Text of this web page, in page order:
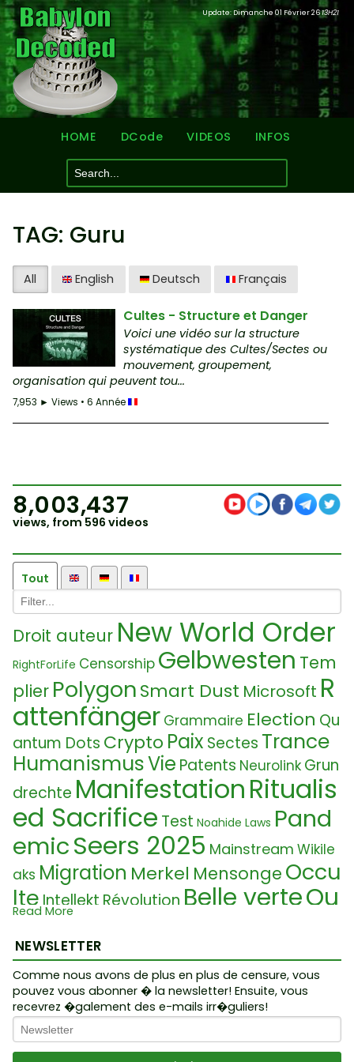
Update: Dimanche 01 Février 2613H21
HOME DCode VIDEOS INFOS
TAG: Guru
All English Deutsch Français
Cultes - Structure et Danger
Voici une vidéo sur la structure
systématique des Cultes/Sectes ou
mouvement, groupement,
organisation qui peuvent tou...
7,953 ► Views • 6 Année
8,003,437
views, from 596 videos
Tout
Droit auteur New World Order
RightForLife Censorship Gelbwesten Tem
plier PolygonSmart Dust Microsoft R
attenfänger Grammaire Election Qu
antum Dots Crypto Paix Sectes Trance
HumanismusVie Patents Neurolink Grun
drechte ManifestationRitualis
ed Sacrifice Test Noahide Laws Pand
emicSeers 2025 Mainstream Wikile
aks Migration Merkel Mensonge Occu
lte Intellekt Révolution Belle verteQu
antum
elt ist eine Lüge
bolismEvent201GrammaticGra
mmatikkontrollierte Opposition
Scient
ismusTranshumanisme
Fourtilla
Read More
NEWSLETTER
Comme nous avons de plus en plus de censure, vous
pouvez vous abonner � la newsletter! Ensuite, vous
recevrez �galement des e-mails irr�guliers!